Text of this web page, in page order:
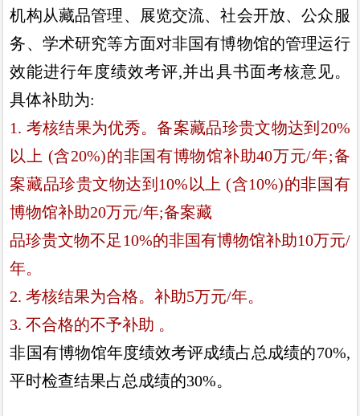
机构从藏品管理 、 展览交流、社会开放、公众服
务、 学术研究等方面对非国有博物馆的管理运行
效能进行年度绩效考评,并出具书面考核意见。
具体补助为:
1. 考核结果为优秀。备案藏品珍贵文物达到 20%
以上 (含20%)的非国有博物馆补助40万元/年;备
案藏品珍贵文物达到 10% 以上(含10%)的非国有
博物馆补助20万元/年;备案藏
品珍贵文物不足 10%的非国有博物馆补助10万元/
年。
2.考核结果为合格。补助5万元/年。
3.不合格的不予补助 。
非国有博物馆年度绩效考评成绩占总成绩的70%,
平时检查结果占总成绩的30%。